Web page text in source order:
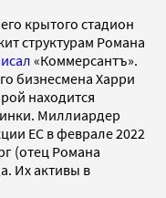
крытого стадион
структурам Романа
«Коммерсантъ».
бизнесмена Харри
находится
Миллиардер
ЕС в феврале 2022
(отец Романа
Их активы в